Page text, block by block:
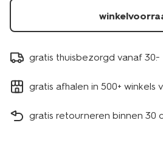
gratis thuisbezorgd vanaf 30.-
gratis afhalen in 500+ winkels
gratis retourneren binnen 30